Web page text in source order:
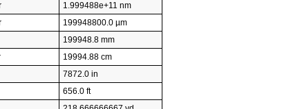
1.999488e+11 nm
199948800.0 µm
199948.8 mm
19994.88 cm
7872.0 in
656.0 ft